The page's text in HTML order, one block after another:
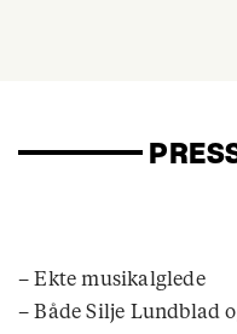
– Ekte musikalglede
– Både Silje Lundblad